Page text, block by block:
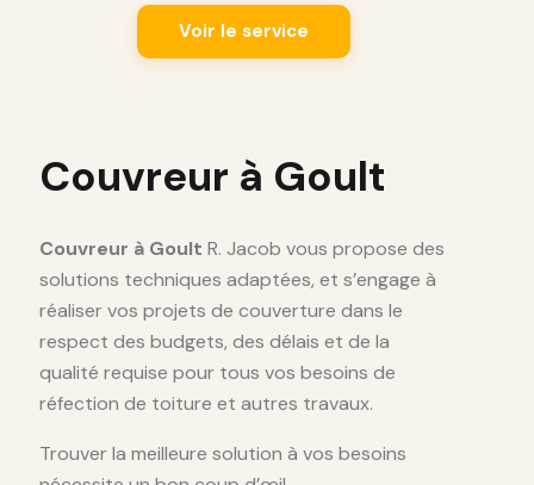
Voir le service
Couvreur à Goult
Couvreur à Goult R. Jacob vous propose des
solutions techniques adaptées, et s’engage à
réaliser vos projets de couverture dans le
respect des budgets, des délais et de la
qualité requise pour tous vos besoins de
réfection de toiture et autres travaux.
Trouver la meilleure solution à vos besoins